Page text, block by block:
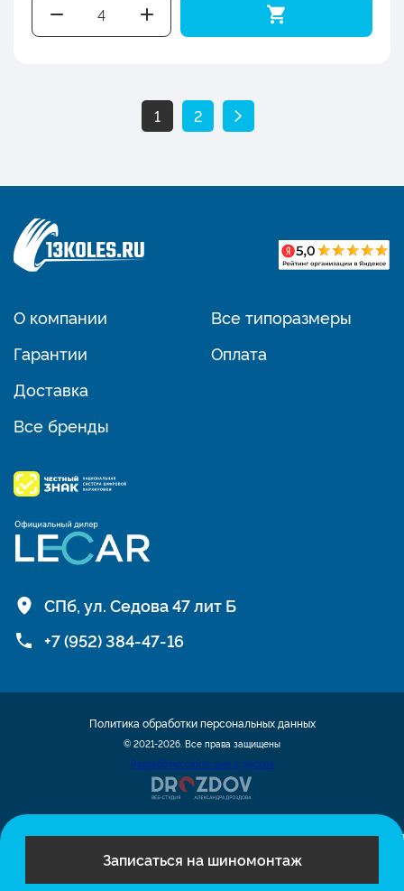
Записаться на шиномонтаж
1 2
О компании
Гарантии
Доставка
Все бренды
Все типоразмеры
Оплата
СПб, ул. Седова 47 лит Б
+7 (952) 384-47-16
© 2021-2026. Все права защищены
Разработка сайта шин и дисков
Политика обработки персональных данных